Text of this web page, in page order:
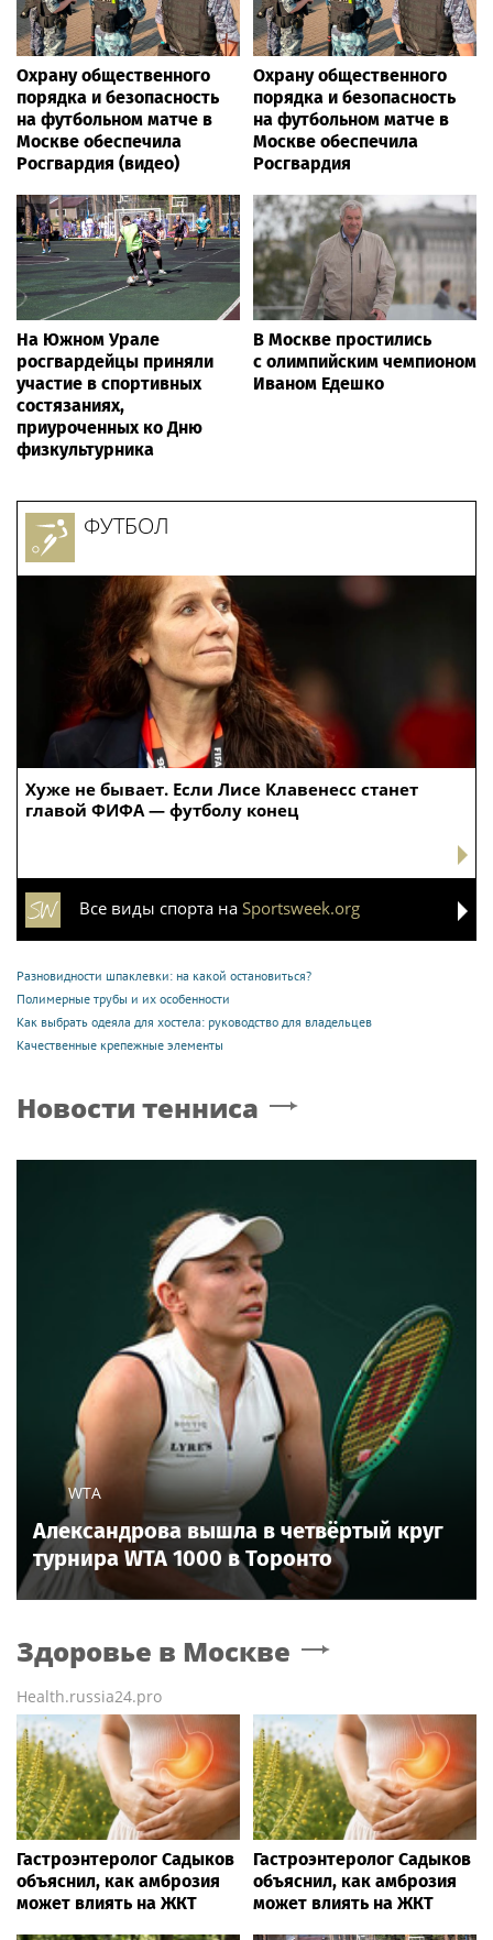
Охрану общественного
порядка и безопасность
на футбольном матче в
Москве обеспечила
Росгвардия (видео)
Охрану общественного
порядка и безопасность
на футбольном матче в
Москве обеспечила
Росгвардия
На Южном Урале
росгвардейцы приняли
участие в спортивных
состязаниях,
приуроченных ко Дню
физкультурника
В Москве простились
с олимпийским чемпионом
Иваном Едешко
Хуже не бывает. Если Лисе Клавенесс станет
главой ФИФА — футболу конец
ФУТБОЛ
Все виды спорта на Sportsweek.org
Разновидности шпаклевки: на какой остановиться?
Полимерные трубы и их особенности
Как выбрать одеяла для хостела: руководство для владельцев
Качественные крепежные элементы
Новости тенниса
WTA
Александрова вышла в четвёртый круг
турнира WTA 1000 в Торонто
Здоровье в Москве
Health.russia24.pro
Гастроэнтеролог Садыков
объяснил, как амброзия
может влиять на ЖКТ
Гастроэнтеролог Садыков
объяснил, как амброзия
может влиять на ЖКТ